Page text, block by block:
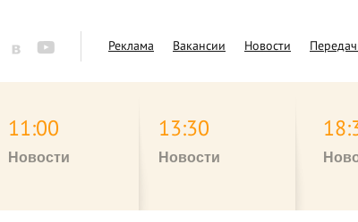
Реклама Вакансии Новости
11:00
Новости
13:30
Новости